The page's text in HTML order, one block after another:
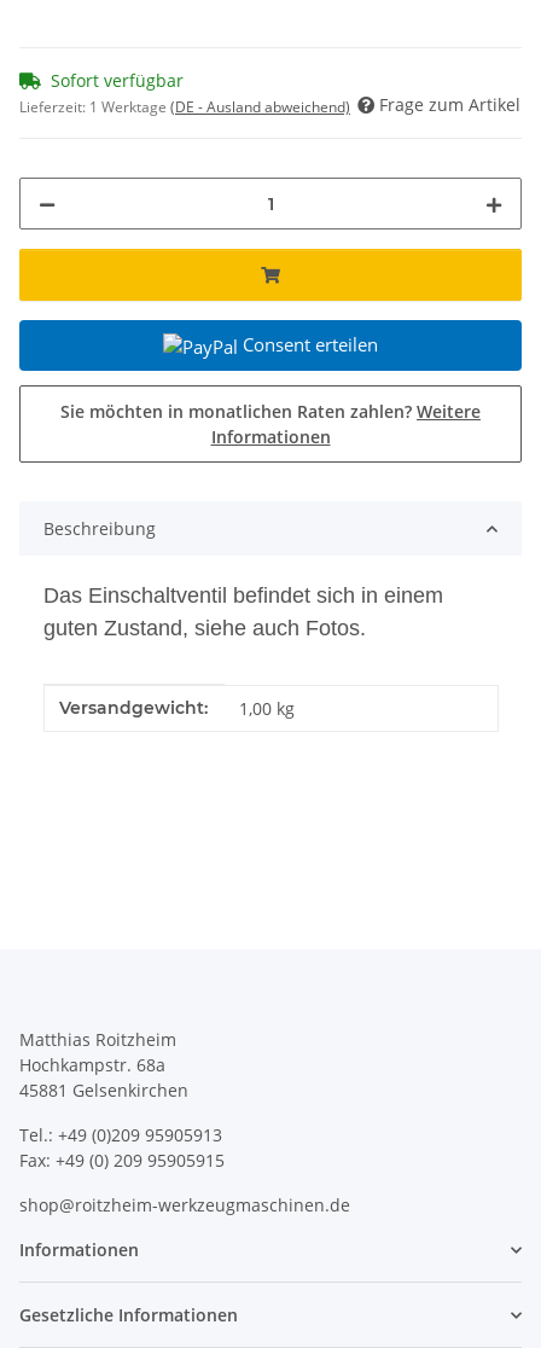
Sofort verfügbar
Lieferzeit: 1 Werktage (DE - Ausland abweichend) Frage zum Artikel
Consent erteilen
Sie möchten in monatlichen Raten zahlen? Weitere
Informationen
Beschreibung
Das Einschaltventil befindet sich in einem
guten Zustand, siehe auch Fotos.
Produkteigenschaft
Wert
Versandgewicht: 1,00 kg
Matthias Roitzheim
Hochkampstr. 68a
45881 Gelsenkirchen
Tel.: +49 (0)209 95905913
Fax: +49 (0) 209 95905915
shop@roitzheim-werkzeugmaschinen.de
Informationen
Gesetzliche Informationen